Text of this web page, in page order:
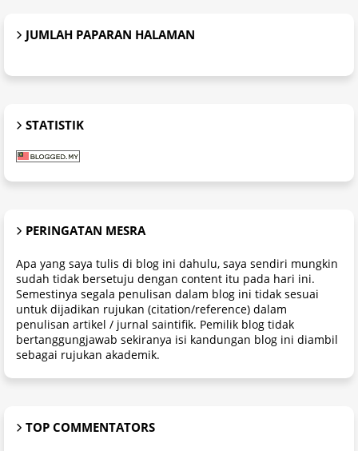
JUMLAH PAPARAN HALAMAN
STATISTIK
PERINGATAN MESRA
Apa yang saya tulis di blog ini dahulu, saya sendiri mungkin
sudah tidak bersetuju dengan content itu pada hari ini.
Semestinya segala penulisan dalam blog ini tidak sesuai
untuk dijadikan rujukan (citation/reference) dalam
penulisan artikel / jurnal saintifik. Pemilik blog tidak
bertanggungjawab sekiranya isi kandungan blog ini diambil
sebagai rujukan akademik.
TOP COMMENTATORS